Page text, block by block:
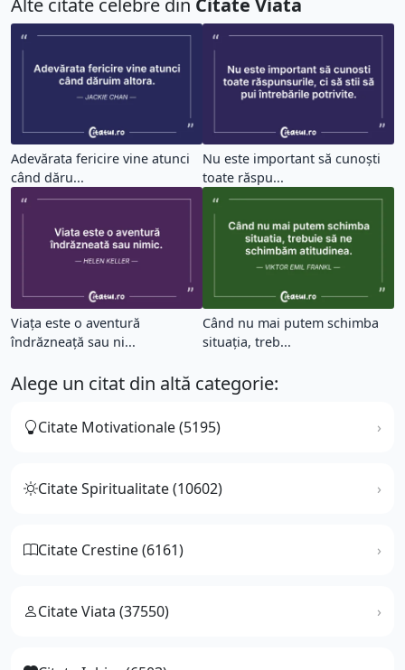
Alte citate celebre din Citate Viata
Adevărata fericire vine atunci
când dăru...
Nu este important să cunoști
toate răspu...
Viața este o aventură
îndrăzneață sau ni...
Când nu mai putem schimba
situația, treb...
Alege un citat din altă categorie:
Citate Motivationale (5195)
Citate Spiritualitate (10602)
Citate Crestine (6161)
Citate Viata (37550)